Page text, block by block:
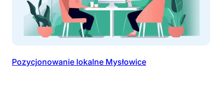
Pozycjonowanie lokalne Mysłowice